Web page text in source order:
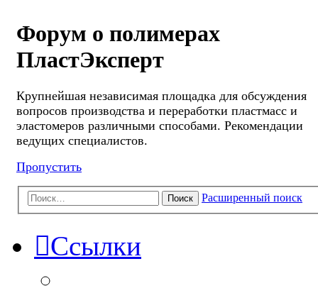
Форум о полимерах
ПластЭксперт
Крупнейшая независимая площадка для обсуждения
вопросов производства и переработки пластмасс и
эластомеров различными способами. Рекомендации
ведущих специалистов.
Пропустить
Поиск Расширенный поиск
Ссылки